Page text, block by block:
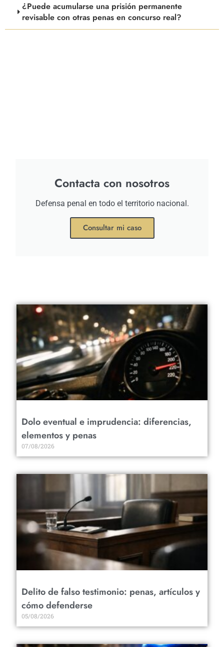
¿Puede acumularse una prisión permanente
revisable con otras penas en concurso real?
Contacta con nosotros
Defensa penal en todo el territorio nacional.
Consultar mi caso
Dolo eventual e imprudencia: diferencias,
elementos y penas
07/08/2026
Delito de falso testimonio: penas, artículos y
cómo defenderse
05/08/2026